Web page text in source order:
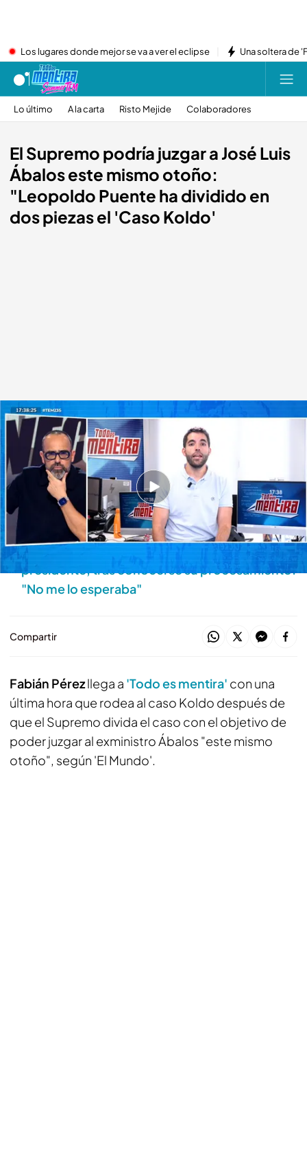
Los lugares donde mejor se va a ver el eclipse Una soltera de
Lo último A la carta Risto Mejide Colaboradores
El Supremo podría juzgar a José Luis
Ábalos este mismo otoño:
"Leopoldo Puente ha dividido en
dos piezas el 'Caso Koldo'
Leopoldo Puente divide el 'Caso Koldo' en dos
Todo es mentira
23 SEP 2025 - 18:37h.
Una última hora sobre el 'Caso Koldo' podría
implicar una dilatación considerable
El abogado de David Sánchez, hermano del
presidente, tras conocerse su procesamiento:
"No me lo esperaba"
Compartir
Fabián Pérezllega a 'Todo es mentira' con una
última hora que rodea al caso Koldo después de
que el Supremo divida el caso con el objetivo de
poder juzgar al exministro Ábalos "este mismo
otoño", según 'El Mundo'.